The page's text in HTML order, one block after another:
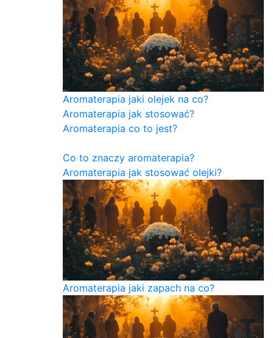
Aromaterapia jaki olejek na co?
Aromaterapia jak stosować?
Aromaterapia co to jest?
Co to znaczy aromaterapia?
Aromaterapia jak stosować olejki?
Aromaterapia jaki zapach na co?